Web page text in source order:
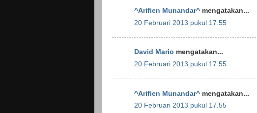
^Arifien Munandar^ mengatakan...
20 Februari 2013 pukul 17.55
David Mario mengatakan...
20 Februari 2013 pukul 17.55
^Arifien Munandar^ mengatakan...
20 Februari 2013 pukul 17.55